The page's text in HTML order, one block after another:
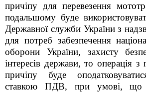
причіпу для перевезення
подальшому буде
Державної служби України з
для потреб забезпечення
оборони України, захисту
інтересів держави, то операція з
причіпу буде
ставкою ПДВ, при умові, що